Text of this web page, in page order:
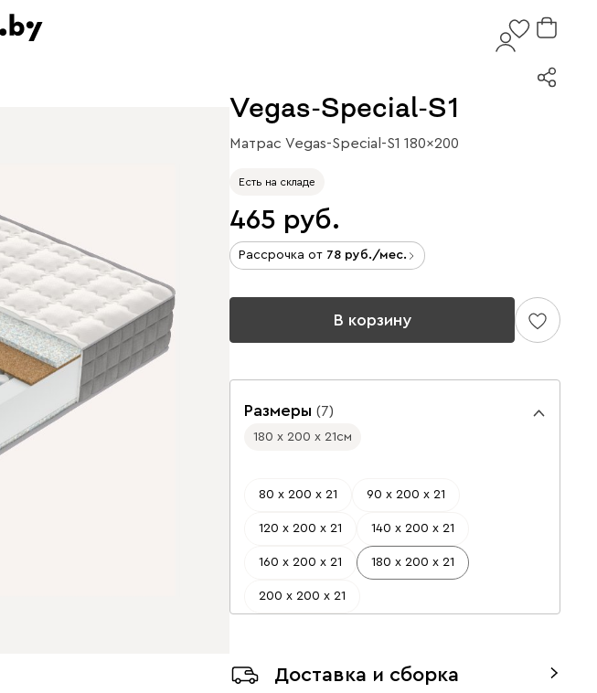
Vegas-Special-S1
Матрас Vegas-Special-S1 180x200
Есть на складе
465
Рассрочка от 78 /мес.
В корзину
Размеры (7)
180 х 200 х 21см
80 х 200 х 21 90 х 200 х 21
120 х 200 х 21 140 х 200 х 21
160 х 200 х 21 180 х 200 х 21
200 х 200 х 21
Доставка и сборка